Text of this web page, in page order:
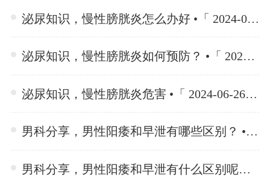
泌尿知识，慢性膀胱炎怎么办好 •「 2024-06-26 」
泌尿知识，慢性膀胱炎如何预防？ •「 2024-06-26 」
泌尿知识，慢性膀胱炎危害 •「 2024-06-26 」
男科分享，男性阳痿和早泄有哪些区别？ •「 2024-06-25 」
男科分享，男性阳痿和早泄有什么区别呢？ •「 2024-06-25 」